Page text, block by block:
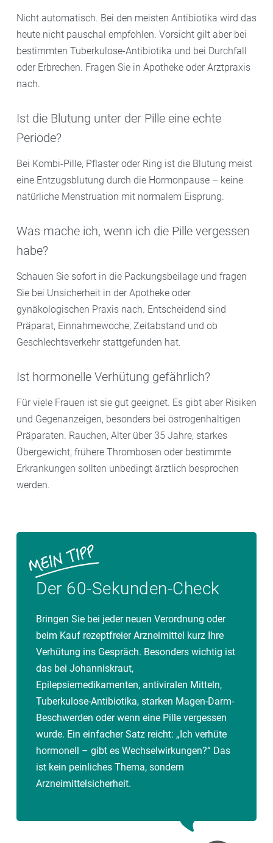
Nicht automatisch. Bei den meisten Antibiotika wird das
heute nicht pauschal empfohlen. Vorsicht gilt aber bei
bestimmten Tuberkulose-Antibiotika und bei Durchfall
oder Erbrechen. Fragen Sie in Apotheke oder Arztpraxis
nach.
Ist die Blutung unter der Pille eine echte
Periode?
Bei Kombi-Pille, Pflaster oder Ring ist die Blutung meist
eine Entzugsblutung durch die Hormonpause – keine
natürliche Menstruation mit normalem Eisprung.
Was mache ich, wenn ich die Pille vergessen
habe?
Schauen Sie sofort in die Packungsbeilage und fragen
Sie bei Unsicherheit in der Apotheke oder
gynäkologischen Praxis nach. Entscheidend sind
Präparat, Einnahmewoche, Zeitabstand und ob
Geschlechtsverkehr stattgefunden hat.
Ist hormonelle Verhütung gefährlich?
Für viele Frauen ist sie gut geeignet. Es gibt aber Risiken
und Gegenanzeigen, besonders bei östrogenhaltigen
Präparaten. Rauchen, Alter über 35 Jahre, starkes
Übergewicht, frühere Thrombosen oder bestimmte
Erkrankungen sollten unbedingt ärztlich besprochen
werden.
Der 60-Sekunden-Check
Bringen Sie bei jeder neuen Verordnung oder
beim Kauf rezeptfreier Arzneimittel kurz Ihre
Verhütung ins Gespräch. Besonders wichtig ist
das bei Johanniskraut,
Epilepsiemedikamenten, antiviralen Mitteln,
Tuberkulose-Antibiotika, starken Magen-Darm-
Beschwerden oder wenn eine Pille vergessen
wurde. Ein einfacher Satz reicht: „Ich verhüte
hormonell – gibt es Wechselwirkungen?“ Das
ist kein peinliches Thema, sondern
Arzneimittelsicherheit.